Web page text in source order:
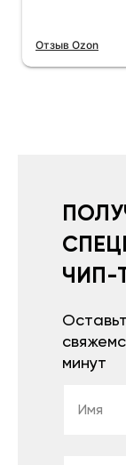
Отзыв Ozon
ЧИП-
минут